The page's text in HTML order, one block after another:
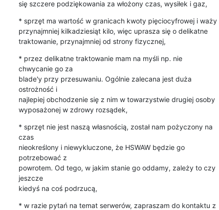
się szczere podziękowania za włożony czas, wysiłek i gaz,
* sprzęt ma wartość w granicach kwoty pięciocyfrowej i waży
przynajmniej kilkadziesiąt kilo, więc uprasza się o delikatne
traktowanie, przynajmniej od strony fizycznej,
* przez delikatne traktowanie mam na myśli np. nie
chwycanie go za
blade'y przy przesuwaniu. Ogólnie zalecana jest duża
ostrożność i
najlepiej obchodzenie się z nim w towarzystwie drugiej osoby
wyposażonej w zdrowy rozsądek,
* sprzęt nie jest naszą własnością, został nam pożyczony na
czas
nieokreślony i niewykluczone, że HSWAW będzie go
potrzebować z
powrotem. Od tego, w jakim stanie go oddamy, zależy to czy
jeszcze
kiedyś na coś podrzucą,
* w razie pytań na temat serwerów, zapraszam do kontaktu z